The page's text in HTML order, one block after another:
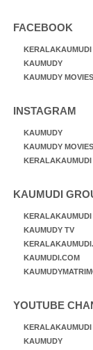
FACEBOOK
KERALAKAUMUDI
KAUMUDY
KAUMUDY MOVIES
INSTAGRAM
KAUMUDY
KAUMUDY MOVIES
KERALAKAUMUDI
KAUMUDI
KERALAKAUMUDI
KAUMUDY TV
KAUMUDI.COM
YOUTUBE
KERALAKAUMUDI
KAUMUDY